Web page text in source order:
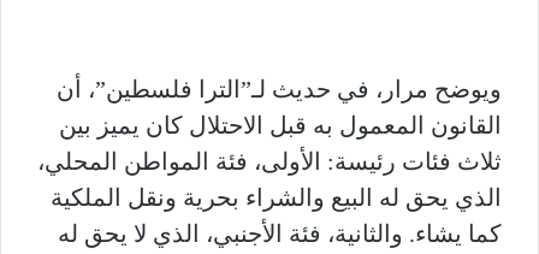
ويوضح مرار، في حديث لـ”الترا فلسطين”، أن
القانون المعمول به قبل الاحتلال كان يميز بين
ثلاث فئات رئيسة: الأولى، فئة المواطن المحلي،
الذي يحق له البيع والشراء بحرية ونقل الملكية
كما يشاء. والثانية، فئة الأجنبي، الذي لا يحق له